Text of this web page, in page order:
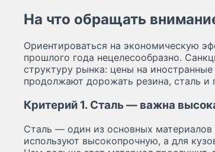
На что обращать
Ориентироваться на экономическую
прошлого года нецелесообразно.
структуру рынка: цены на
продолжают дорожать резина, сталь и
Критерий 1. Сталь — важна
Сталь — один из основных
используют высокопрочную, а для